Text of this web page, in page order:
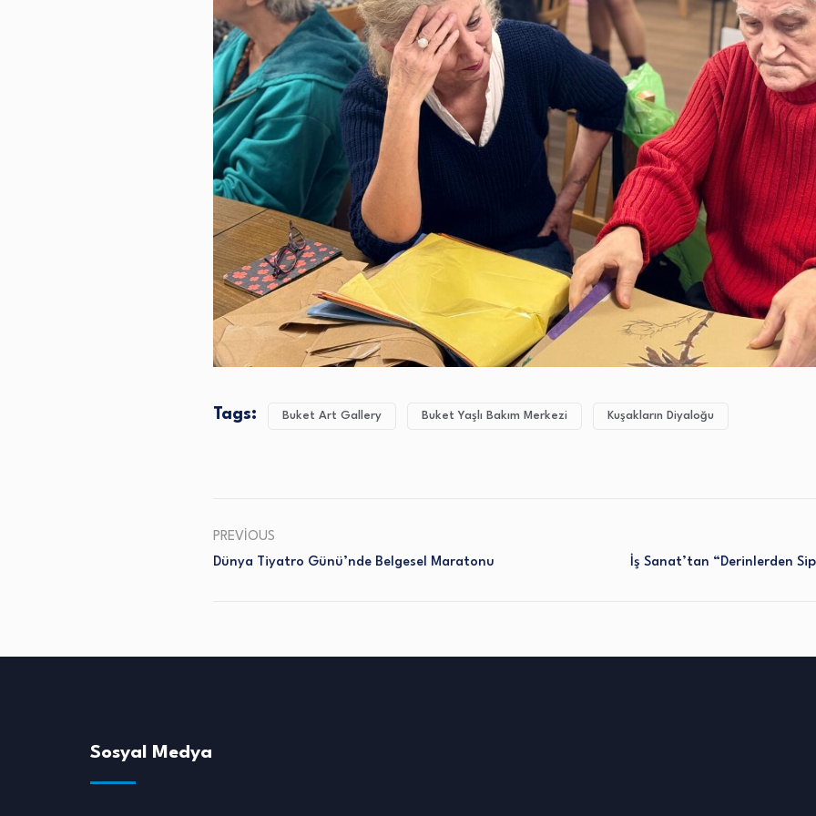
Tags: Buket Art Gallery Buket Yaşlı Bakım Merkezi Kuşakların Diyaloğu
PREVIOUS
Dünya Tiyatro Günü’nde Belgesel Maratonu
İş Sanat’tan “Derinlerden
Sosyal Medya